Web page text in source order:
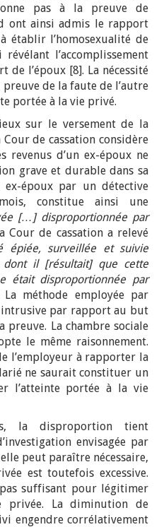
pas à la preuve de
ont ainsi admis le rapport
établir l’homosexualité de
l’accomplissement
de l’époux [8]. La nécessité
de la faute de l’autre
portée à la vie privé.
sur le versement de la
de cassation considère
revenus d’un ex-époux ne
grave et durable dans sa
époux par un détective
constitue ainsi une
[…] disproportionnée par
Cour de cassation a relevé
épiée, surveillée et suivie
dont il [résultait] que cette
était disproportionnée par
méthode employée par
intrusive par rapport au but
La chambre sociale
le même raisonnement.
l’employeur à rapporter la
ne saurait constituer un
l’atteinte portée à la vie
la disproportion tient
envisagée par
peut paraître nécessaire,
est toutefois excessive.
suffisant pour légitimer
La diminution de
engendre corrélativement